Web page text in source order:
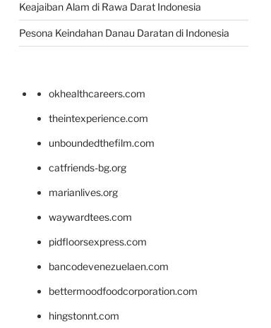
Keajaiban Alam di Rawa Darat Indonesia
Pesona Keindahan Danau Daratan di Indonesia
okhealthcareers.com
theintexperience.com
unboundedthefilm.com
catfriends-bg.org
marianlives.org
waywardtees.com
pidfloorsexpress.com
bancodevenezuelaen.com
bettermoodfoodcorporation.com
hingstonnt.com